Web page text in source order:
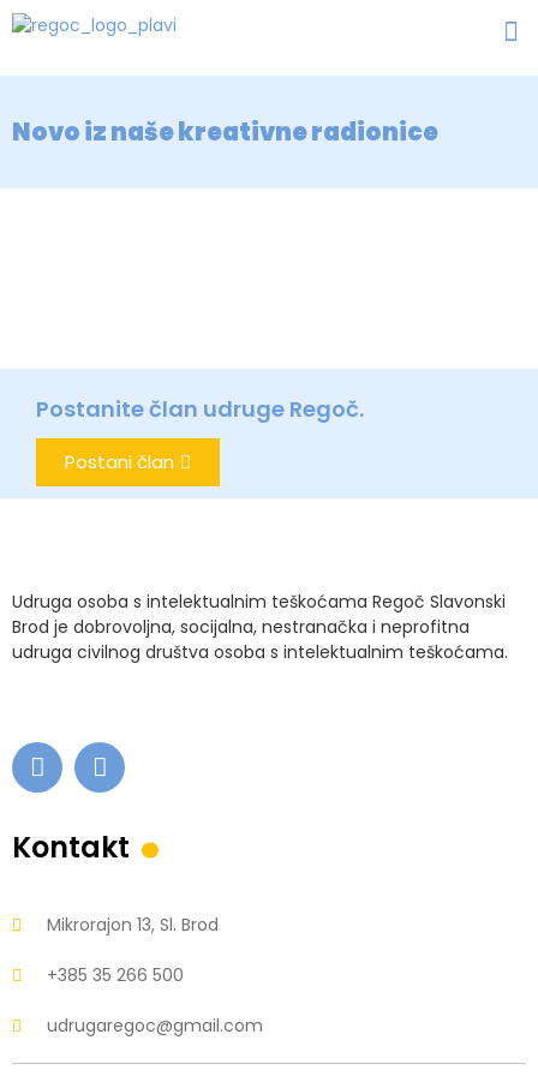
Novo iz naše kreativne radionice
Postanite član udruge Regoč.
Postani član
Udruga osoba s intelektualnim teškoćama Regoč Slavonski
Brod je dobrovoljna, socijalna, nestranačka i neprofitna
udruga civilnog društva osoba s intelektualnim teškoćama.
Kontakt .
Mikrorajon 13, Sl. Brod
+385 35 266 500
udrugaregoc@gmail.com